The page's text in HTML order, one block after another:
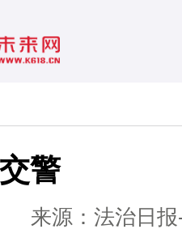
警
来源：法治日